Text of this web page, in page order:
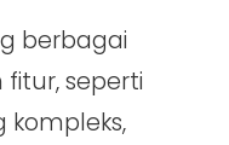
berbagai
seperti